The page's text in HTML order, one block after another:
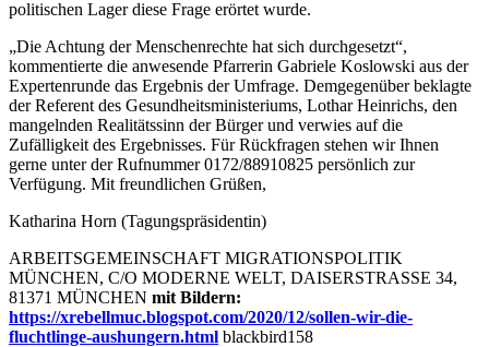
politischen Lager diese Frage erörtet wurde.
„Die Achtung der Menschenrechte hat sich durchgesetzt“,
kommentierte die anwesende Pfarrerin Gabriele Koslowski aus der
Expertenrunde das Ergebnis der Umfrage. Demgegenüber beklagte
der Referent des Gesundheitsministeriums, Lothar Heinrichs, den
mangelnden Realitätssinn der Bürger und verwies auf die
Zufälligkeit des Ergebnisses. Für Rückfragen stehen wir Ihnen
gerne unter der Rufnummer 0172/88910825 persönlich zur
Verfügung. Mit freundlichen Grüßen,
Katharina Horn (Tagungspräsidentin)
ARBEITSGEMEINSCHAFT MIGRATIONSPOLITIK
MÜNCHEN, C/O MODERNE WELT, DAISERSTRASSE 34,
81371 MÜNCHEN mit Bildern:
https://xrebellmuc.blogspot.com/2020/12/sollen-wir-die-
fluchtlinge-aushungern.html blackbird158